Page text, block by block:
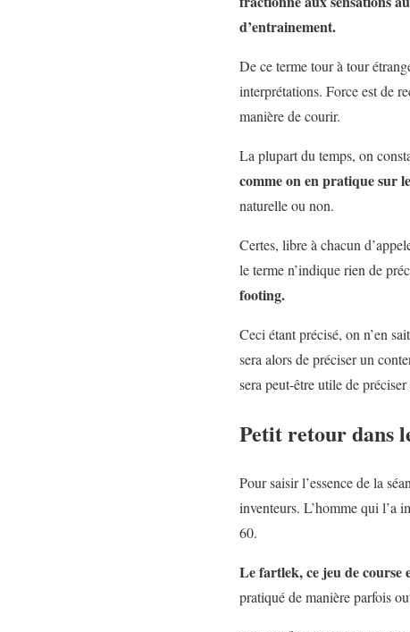
d’entrainement.
De ce terme tour à tour
interprétations. Force est de
manière de courir.
La plupart du temps, on
comme on en pratique sur
naturelle ou non.
Certes, libre à chacun
le terme n’indique rien de
footing.
Ceci étant précisé, on n’en
sera alors de préciser un
sera peut-être utile de
Petit retour dans
Pour saisir l’essence de la
inventeurs. L’homme qui l’a
60.
Le fartlek, ce jeu de course
pratiqué de manière parfois